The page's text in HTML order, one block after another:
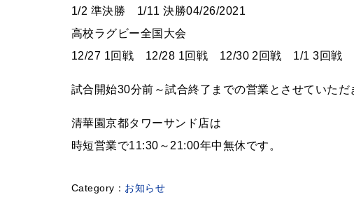
1/2 準決勝 1/11 決勝04/26/2021
高校ラグビー全国大会
12/27 1回戦 12/28 1回戦 12/30 2回戦 1/1 3回戦
試合開始30分前～試合終了までの営業とさせていただ
清華園京都タワーサンド店は
時短営業で11:30～21:00年中無休です。
お知らせ